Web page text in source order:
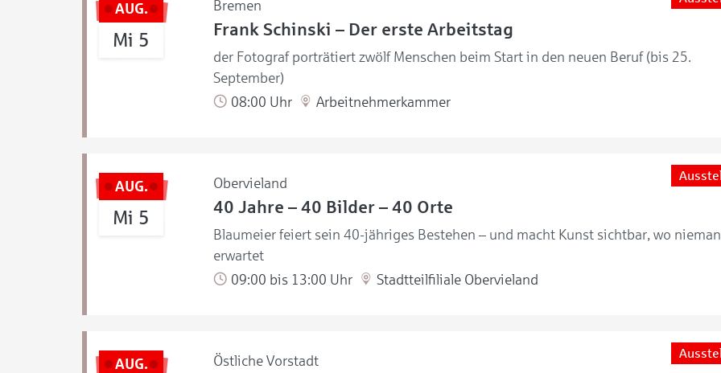
AUG.
Mi 5
Bremen
Frank Schinski – Der erste Arbeitstag
der Fotograf porträtiert zwölf Menschen beim Start in den neuen Beruf (bis 25.
September)
08:00 Uhr
Arbeitnehmerkammer
AUG.
Mi 5
Obervieland
40 Jahre – 40 Bilder – 40 Orte
Blaumeier feiert sein 40-jähriges Bestehen – und macht Kunst sichtbar, wo
erwartet
09:00 bis 13:00 Uhr
Stadtteilfiliale Obervieland
AUG. Östliche Vorstadt